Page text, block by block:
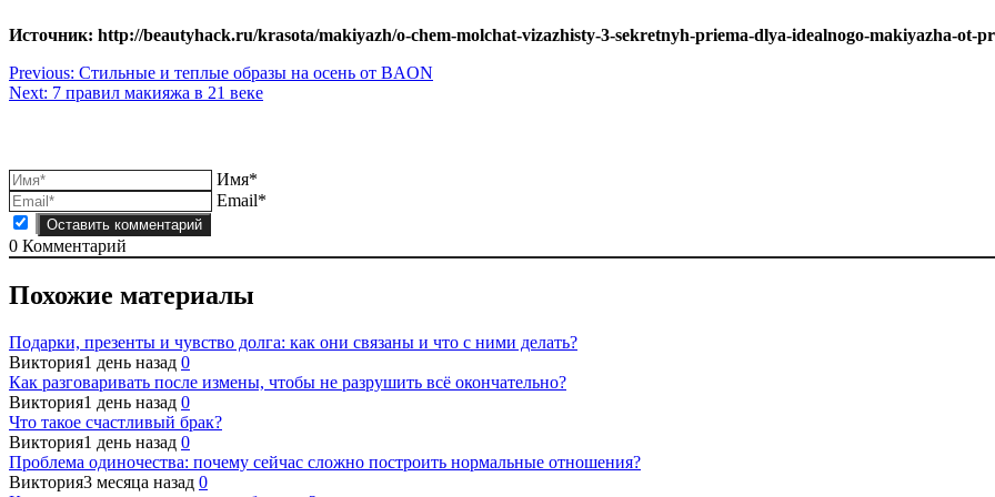
Источник: http://beautyhack.ru/krasota/makiyazh/o-chem-molchat-vizazhisty-3-sekretnyh-priema-dlya-idealnogo-makiyazha-ot-
Навигация
по
Previous: Стильные и теплые образы на осень от BAON
Next: 7 правил макияжа в 21 веке
Имя*
Email*
0 Комментарий
Похожие материалы
Подарки, презенты и чувство долга: как они связаны и что с ними делать?
Виктория1 день назад 0
Как разговаривать после измены, чтобы не разрушить всё окончательно?
Виктория1 день назад 0
Что такое счастливый брак?
Виктория1 день назад 0
Проблема одиночества: почему сейчас сложно построить нормальные отношения?
Виктория3 месяца назад 0